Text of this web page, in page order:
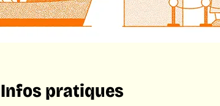
Infos pratiques